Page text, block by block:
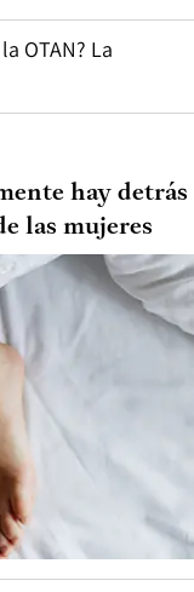
OTAN? La
hay detrás
las mujeres